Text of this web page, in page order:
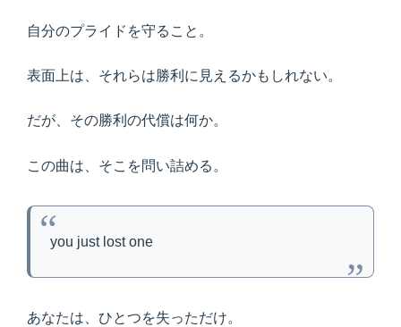
自分のプライドを守ること。
表面上は、それらは勝利に見えるかもしれない。
だが、その勝利の代償は何か。
この曲は、そこを問い詰める。
you just lost one
あなたは、ひとつを失っただけ。